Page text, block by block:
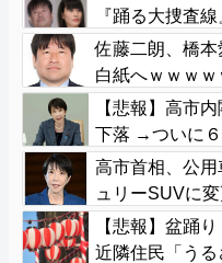
『踊る大捜査
が正式に決定
佐藤二朗、橋
白紙へｗｗｗｗ
【悲報】高市
下落 →ついに
高市首相、公
ュリーSUVに
【悲報】盆踊
近隣住民「う